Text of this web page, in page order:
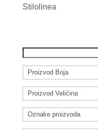
Stilolinea